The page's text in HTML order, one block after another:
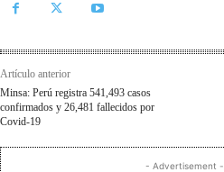
Artículo anterior
Minsa: Perú registra 541,493 casos
confirmados y 26,481 fallecidos por
Covid-19
- Advertisement -